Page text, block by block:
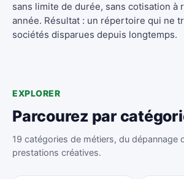
sans limite de durée, sans cotisation à
année. Résultat : un répertoire qui ne
sociétés disparues depuis longtemps.
EXPLORER
Parcourez par
19 catégories de métiers, du dépannage
prestations créatives.